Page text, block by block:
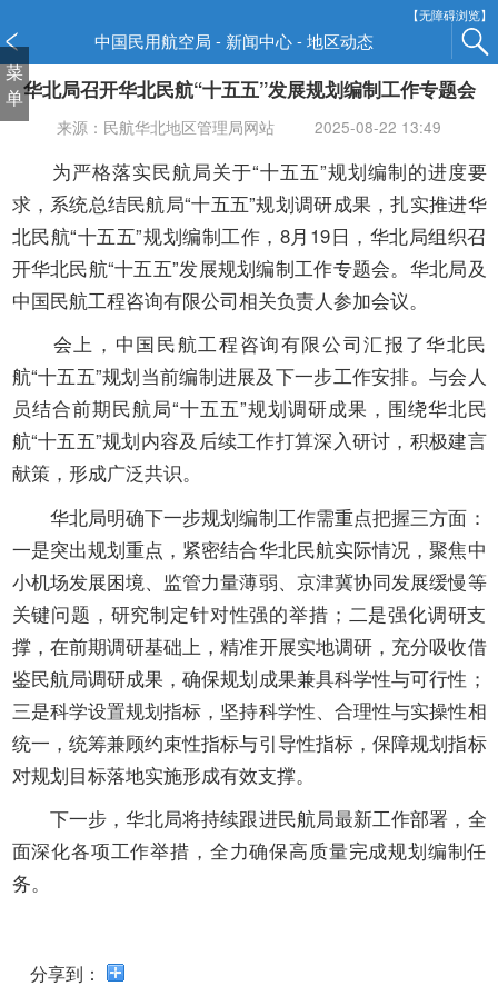
【无障碍浏览】
中国民用航空局 - 新闻中心 - 地区动态
菜
单华北局召开华北民航“十五五”发展规划编制工作专题会
来源：民航华北地区管理局网站 2025-08-22 13:49
为严格落实民航局关于“十五五”规划编制的进度要
求，系统总结民航局“十五五”规划调研成果，扎实推进华
北民航“十五五”规划编制工作，8月19日，华北局组织召
开华北民航“十五五”发展规划编制工作专题会。华北局及
中国民航工程咨询有限公司相关负责人参加会议。
会上，中国民航工程咨询有限公司汇报了华北民
航“十五五”规划当前编制进展及下一步工作安排。与会人
员结合前期民航局“十五五”规划调研成果，围绕华北民
航“十五五”规划内容及后续工作打算深入研讨，积极建言
献策，形成广泛共识。
华北局明确下一步规划编制工作需重点把握三方面：
一是突出规划重点，紧密结合华北民航实际情况，聚焦中
小机场发展困境、监管力量薄弱、京津冀协同发展缓慢等
关键问题，研究制定针对性强的举措；二是强化调研支
撑，在前期调研基础上，精准开展实地调研，充分吸收借
鉴民航局调研成果，确保规划成果兼具科学性与可行性；
三是科学设置规划指标，坚持科学性、合理性与实操性相
统一，统筹兼顾约束性指标与引导性指标，保障规划指标
对规划目标落地实施形成有效支撑。
下一步，华北局将持续跟进民航局最新工作部署，全
面深化各项工作举措，全力确保高质量完成规划编制任
务。
分享到：
窗
口
打
开
说
明
页
面,
加
波
浪
键
打
盲
模
式